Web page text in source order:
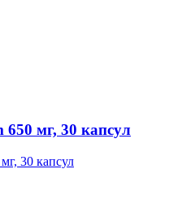
мг, 30 капсул